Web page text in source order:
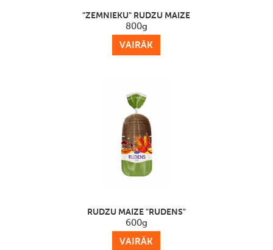
"ZEMNIEKU" RUDZU MAIZE
800g
VAIRĀK
RUDZU MAIZE "RUDENS"
600g
VAIRĀK